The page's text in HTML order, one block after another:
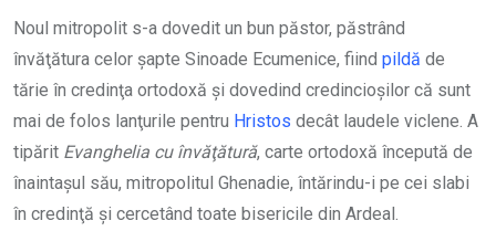
Noul mitropolit s-a dovedit un bun păstor, păstrând
învăţătura celor şapte Sinoade Ecumenice, fiind pildă de
tărie în credinţa ortodoxă şi dovedind credincioşilor că sunt
mai de folos lanţurile pentru Hristos decât laudele viclene. A
tipărit Evanghelia cu învăţătură, carte ortodoxă începută de
înaintaşul său, mitropolitul Ghenadie, întărindu-i pe cei slabi
în credinţă şi cercetând toate bisericile din Ardeal.